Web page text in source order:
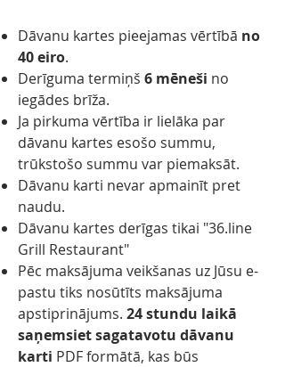
Dāvanu kartes pieejamas vērtībā no
40 eiro.
Derīguma termiņš 6 mēneši no
iegādes brīža.
Ja pirkuma vērtība ir lielāka par
dāvanu kartes esošo summu,
trūkstošo summu var piemaksāt.
Dāvanu karti nevar apmainīt pret
naudu.
Dāvanu kartes derīgas tikai "36.line
Grill Restaurant"
Pēc maksājuma veikšanas uz Jūsu e-
pastu tiks nosūtīts maksājuma
apstiprinājums. 24 stundu laikā
saņemsiet sagatavotu dāvanu
karti PDF formātā, kas būs